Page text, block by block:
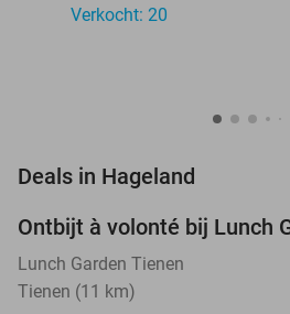
Verkocht: 20
Deals in Hageland
NEW
TODAY
Ontbijt à volonté bij Lunch
Lunch Garden Tienen
Tienen (11 km)